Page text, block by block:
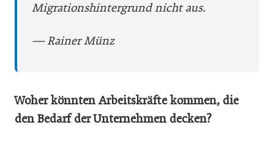
Migrationshintergrund nicht aus.
— Rainer Münz
Woher könnten Arbeitskräfte kommen, die
den Bedarf der Unternehmen decken?